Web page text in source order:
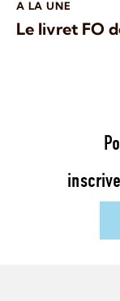
A LA UNE
Le livret FO